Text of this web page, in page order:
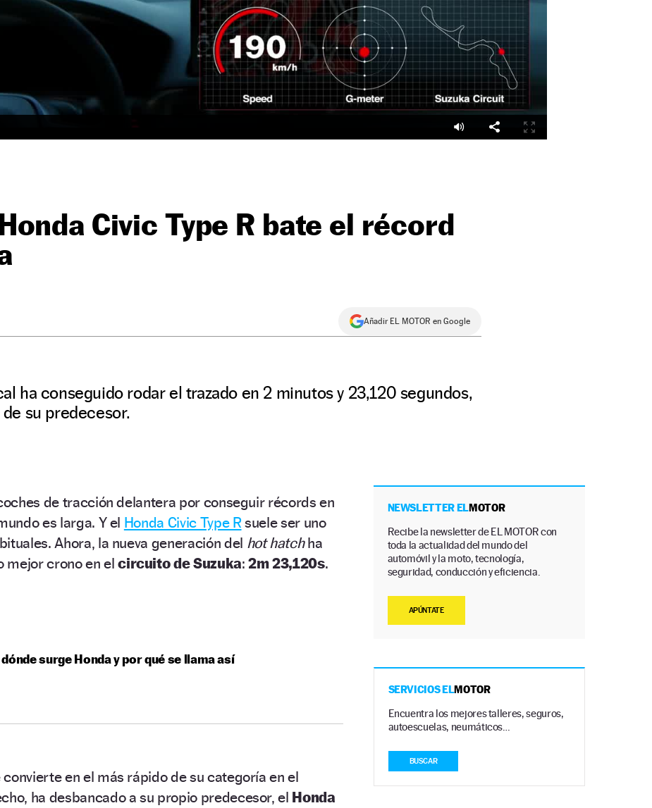
Civic Type R bate el récord
Añadir EL MOTOR en Google
ha conseguido rodar el trazado en 2 minutos y 23,120 segundos,
su predecesor.
de tracción delantera por conseguir récords en
es larga. Y el Honda Civic Type Rsuele ser uno
Ahora, la nueva generación del hot hatchha
mejor crono en elcircuito de Suzuka: 2m 23,120s.
dónde surge Honda y por qué se llama así
en el más rápido de su categoría en el
ha desbancado a su propio predecesor, el Honda
NEWSLETTER ELMOTOR
Recibe la newsletter de EL MOTOR con
toda la actualidad del mundo del
automóvil y la moto, tecnología,
seguridad, conducción y eficiencia.
APÚNTATE
SERVICIOS ELMOTOR
Encuentra los mejores talleres, seguros,
autoescuelas, neumáticos…
BUSCAR